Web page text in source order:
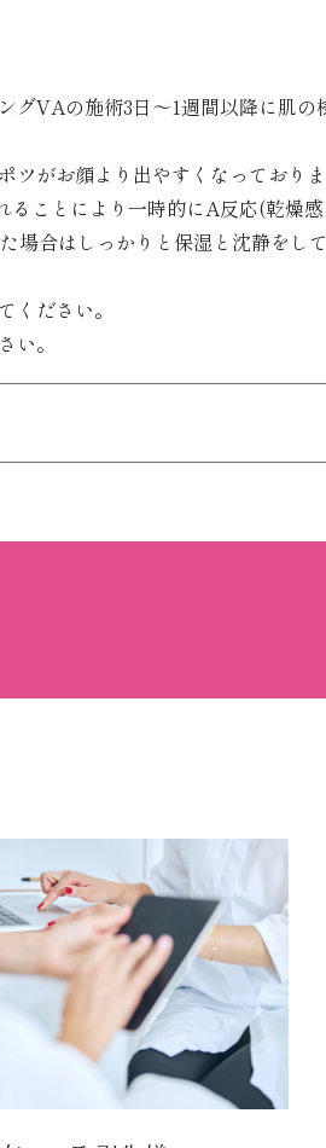
グVAの施術3日～1週間以降に肌の
がお顔より出やすくなっておりま
ことにより一時的にA反応(乾燥感
場合はしっかりと保湿と沈静をし
ください。
い。